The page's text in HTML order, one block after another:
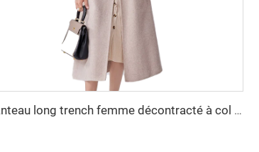
Manteau long trench femme décontracté à col cranté, manches longues et ceintures, couleur grise